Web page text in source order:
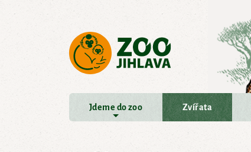
Jdeme do zoo Zvířata